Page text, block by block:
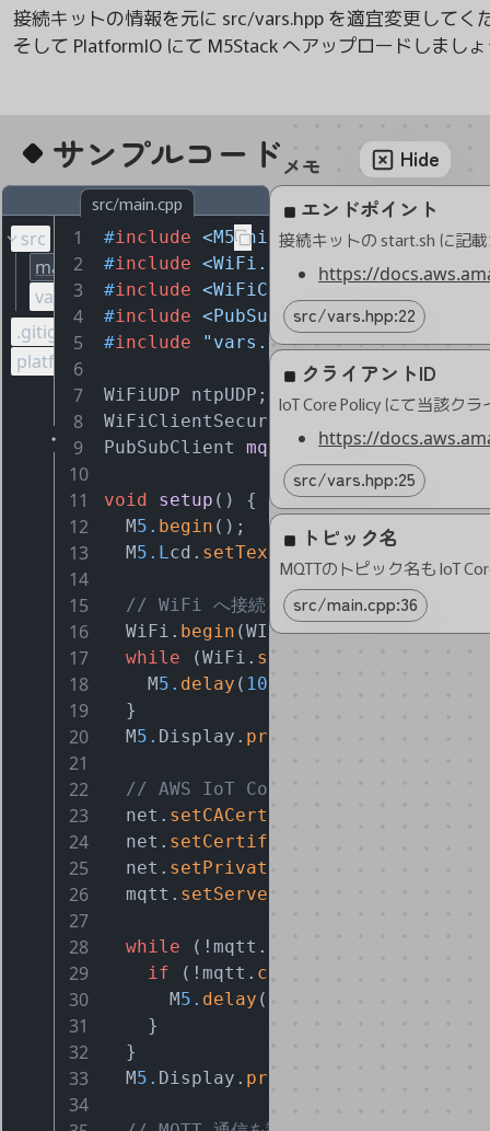
接続キットの情報を元に src/vars.hpp を適宜変更して
サンプルコード Hide
</>
src
main.cpp
vars.hpp
.gitignore
platformio.ini
src/main.cpp
1 #include <M5Unified.h>
2 #include <WiFi.h>
3 #include <WiFiClientSecure.h>
4 #include <PubSubClient.h>
5 #include "vars.hpp"
6
7
WiFiUDP ntpUDP;
8 WiFiClientSecure net;
9 PubSubClient mqtt (net);
10
11
void setup () {
12
  M
5. begin ();
13
  M
5.Lcd. setTextSize (6 );
14
15
// WiFi へ接続
16
  WiFi.
begin (WIFI_SSID,
17 while (WiFi. status
18
    M
5. delay ( 1000
19
  }
20
  M
5. Display. println
21
22
// AWS IoT Core のエンドポイントへ接
23
  net.
setCACert
24
  net.
setCertificate
25
  net.
setPrivateKey
26
  mqtt.
setServer
27
28
while (!mqtt.
29 if (!mqtt. connect
30
      M
5. delay (
31
    }
32
  }
33
  M
5. Display. println
34
メモ
エンドポイント
https://
src/vars.hpp:22
クライアントID
https://
src/vars.hpp:25
トピック名
src/main.cpp:36